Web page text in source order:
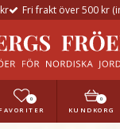
Fri frakt över 500 kr
0
FAVORITER
0
KUNDKORG